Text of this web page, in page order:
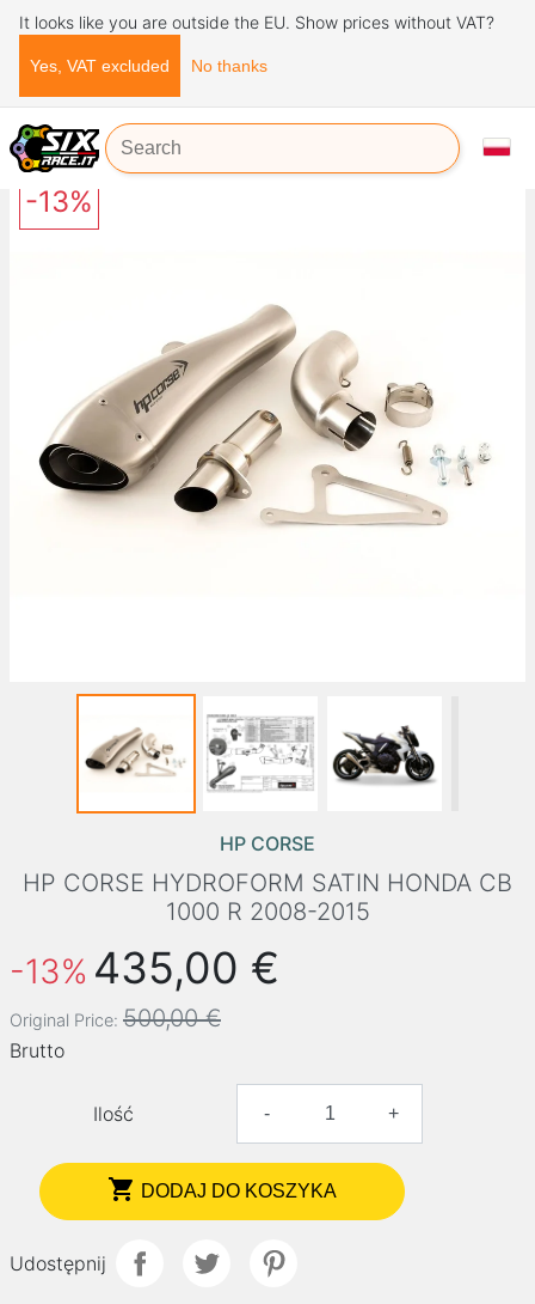
It looks like you are outside the EU. Show prices without VAT?
Yes, VAT excluded No thanks
Strona główna
Układy wydechowe
HP CORSE HYDROFORM SATIN HONDA CB 1000 R 2008-2015
-13%
HP CORSE
HP CORSE HYDROFORM SATIN HONDA CB
1000 R 2008-2015
-13% 435,00 €
Original Price: 500,00 €
Brutto
Ilość - +
 DODAJ DO KOSZYKA
Udostępnij